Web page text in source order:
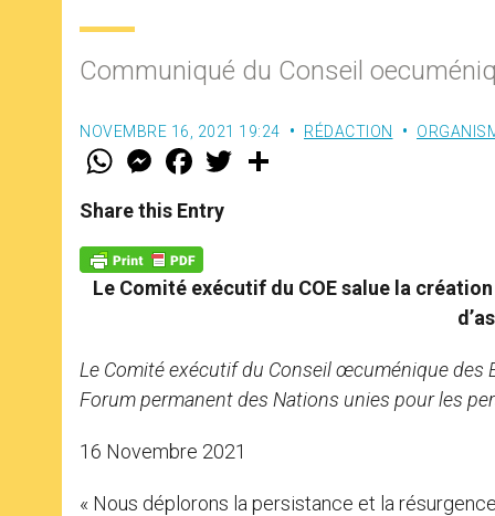
Communiqué du Conseil
NOVEMBRE 16, 2021 19:24 RÉDACTION
W
t
s
p
p
M
e
s
e
g
e
r
F
a
e
b
k
w
Share this Entry
Le Comité exécutif du COE salue la
Le Comité exécutif du Conseil œcuménique des
Forum permanent des Nations unies pour les
16 Novembre 2021
« Nous déplorons la persistance et la